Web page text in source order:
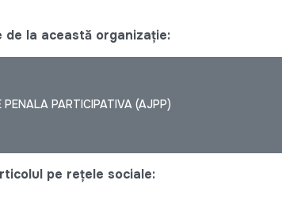
la această organizație:
PARTICIPATIVA (AJPP)
pe rețele sociale: